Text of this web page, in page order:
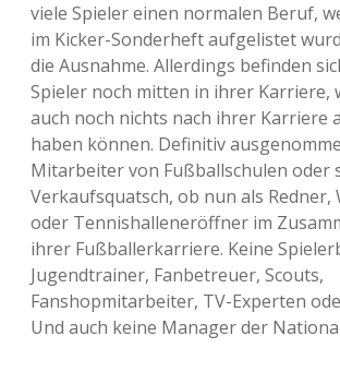
viele Spieler einen normalen Beruf,
im Kicker-Sonderheft aufgelistet
die Ausnahme. Allerdings befinden
Spieler noch mitten in ihrer Karriere,
auch noch nichts nach ihrer Karriere
haben können. Definitiv
Mitarbeiter von Fußballschulen oder
Verkaufsquatsch, ob nun als
oder Tennishalleneröffner im
ihrer Fußballerkarriere. Keine
Jugendtrainer, Fanbetreuer, Scouts,
Fanshopmitarbeiter, TV-Experten
Und auch keine Manager der